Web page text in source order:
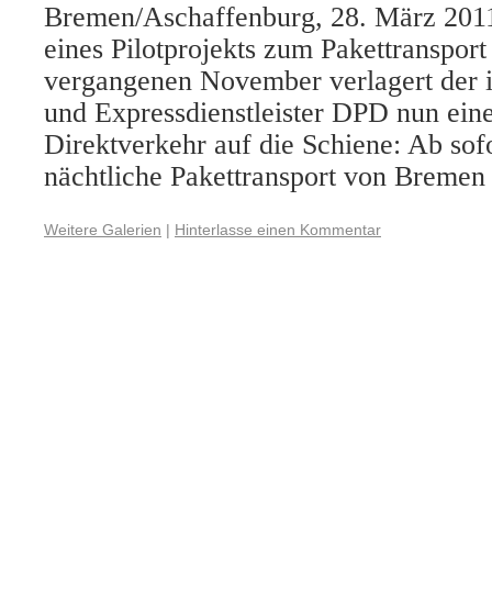
Bremen/Aschaffenburg, 28. März
eines Pilotprojekts zum
vergangenen November verlagert der
und Expressdienstleister DPD nun
Direktverkehr auf die Schiene: Ab
nächtliche Pakettransport von
Weitere Galerien | Hinterlasse einen Kommentar